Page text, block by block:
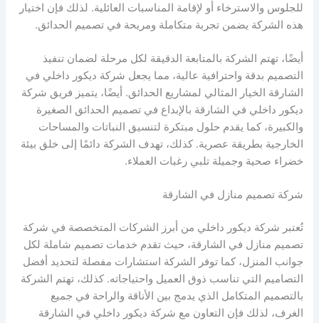
للجلوس والاسترخاء أو لإقامة المناسبات العائلية. لذلك فإن اختيار
هذه الشركة يضمن تجربة متكاملة ومريحة في تصميم الحدائق.
أيضًا، تهتم الشركة بالمتابعة الدقيقة لكل مرحلة لضمان تنفيذ
التصميم بدقة واحترافية عالية، مما يجعل شركة ديكور داخلي في
الشارقة الخيار المثالي لمشاريع الحدائق. أيضًا، يتميز فريق شركة
ديكور داخلي في الشارقة بالإبداع في تصميم الحدائق الصغيرة
والكبيرة، كما يقدم حلول مبتكرة لتنسيق النباتات والمساحات
الخارجية بطريقة عصرية. كذلك، تهدف الشركة دائمًا إلى خلق بيئة
خضراء صحية وجميلة تلبي رغبات العملاء.
شركة تصميم منازل في الشارقة
تُعتبر شركة ديكور داخلي من أبرز الشركات المتخصصة في شركة
تصميم منازل في الشارقة، حيث تقدم خدمات تصميم شاملة لكل
جوانب المنزل، كما توفر الشركة استشارات مفصلة لتحديد أفضل
التصاميم التي تناسب ذوق العميل واحتياجاته. كذلك، تهتم الشركة
بالتصميم المتكامل الذي يدمج بين الأناقة والراحة في جميع
الغرف، لذلك فإن التعاون مع شركة ديكور داخلي في الشارقة